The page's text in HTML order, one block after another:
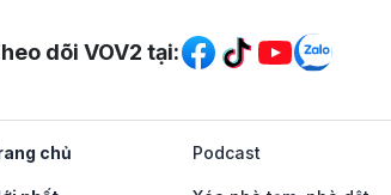
Mạng xã hội
dõi VOV2 tại:
chủ Podcast